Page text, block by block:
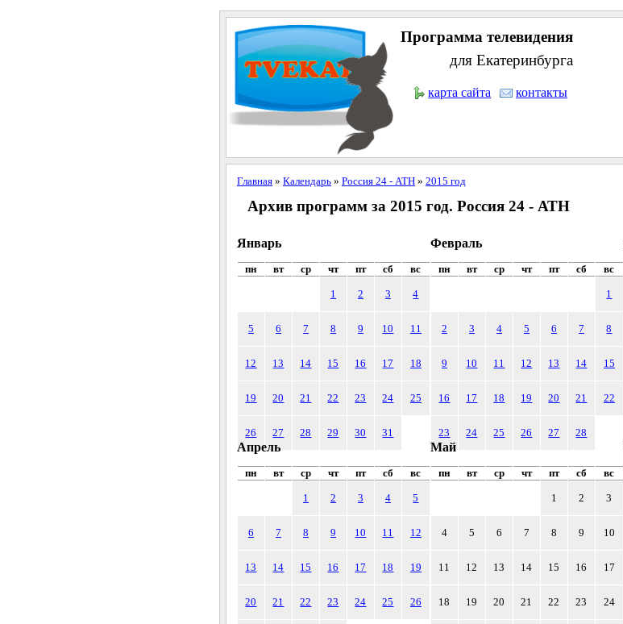
Программа телевидения
для Екатеринбурга
карта сайта контакты
Главная» Календарь» Россия 24 - АТН» 2015 год
Архив программ за 2015 год. Россия 24 - АТН
Январь
пн вт ср чт пт сб вс
1 2 3 4
5 6 7 8 9 10 11
12 13 14 15 16 17 18
19 20 21 22 23 24 25
26 27 28 29 30 31
Февраль
пн вт ср чт пт сб вс
1
2 3 4 5 6 7 8
9 10 11 12 13 14 15
16 17 18 19 20 21 22
23 24 25 26 27 28
Апрель
пн вт ср чт пт сб вс
1 2 3 4 5
6 7 8 9 10 11 12
13 14 15 16 17 18 19
20 21 22 23 24 25 26
Май
пн вт ср чт пт сб вс
1 2 3
4 5 6 7 8 9 10
11 12 13 14 15 16 17
18 19 20 21 22 23 24